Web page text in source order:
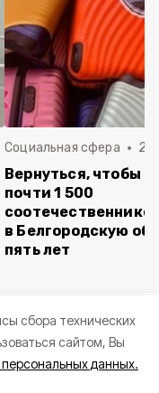
сбора технических
сайтом, Вы
данных.
Социальная сфера 20
Вернуться, чтобы
почти 1 500
в Белгородскую
пять лет